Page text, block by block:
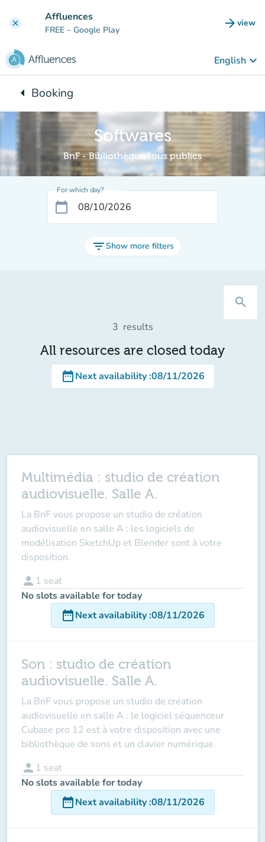
clear Affluences
FREE – Google Play arrow_forward view
(new
English keyboard_arrow_down
arrow_leftBack to:
Booking
Softwares
BnF - Bibliothèque tous publics
For which day?
calendar_today
filter_listShow more filters
search
3 results
All resources are closed today
date_rangeNext availability:08/11/2026
Multimédia : studio de création
audiovisuelle. Salle A.
La BnF vous propose un studio de création
audiovisuelle en salle A : les logiciels de
modélisation SketchUp et Blender sont à votre
disposition.
person 1 seat
No slots available for today
date_rangeNext availability:08/11/2026
Son : studio de création
audiovisuelle. Salle A.
La BnF vous propose un studio de création
audiovisuelle en salle A : le logiciel séquenceur
Cubase pro 12 est à votre disposition avec une
bibliothèque de sons et un clavier numérique.
person 1 seat
No slots available for today
date_rangeNext availability:08/11/2026